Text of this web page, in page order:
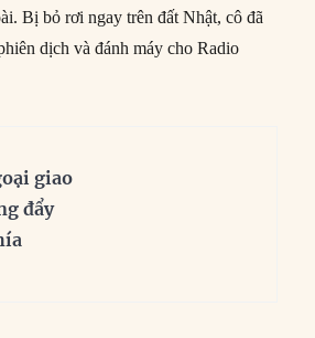
Bị bỏ rơi ngay trên đất Nhật, cô đã
dịch và đánh máy cho Radio
giao
đẩy